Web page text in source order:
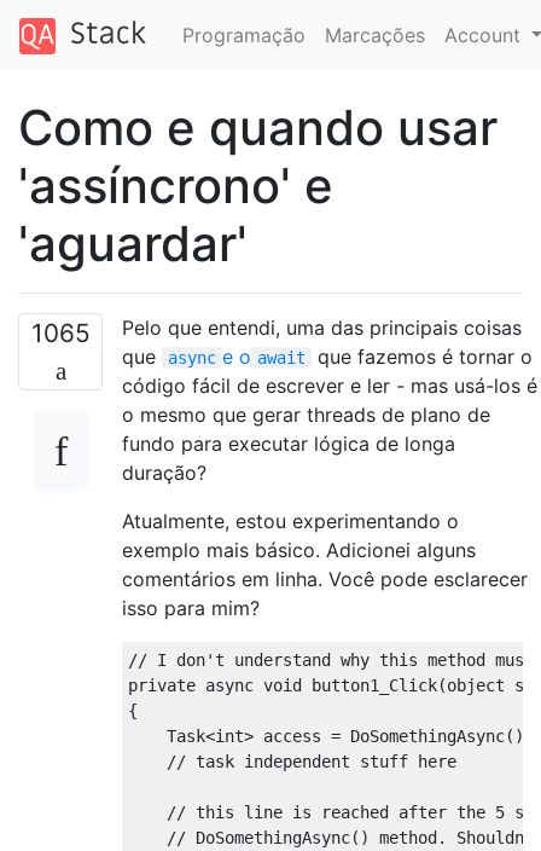
Programação Marcações Account
Como e quando usar
'assíncrono' e
'aguardar'
1065
Pelo que entendi, uma das principais coisas
que
async e o await
que fazemos é tornar o
código fácil de escrever e ler - mas usá-los é
o mesmo que gerar threads de plano de
fundo para executar lógica de longa
duração?
Atualmente, estou experimentando o
exemplo mais básico. Adicionei alguns
comentários em linha. Você pode esclarecer
isso para mim?
// I don't understand why this method must
private async void button1_Click(object
{
Task<int> access = DoSomethingAsync();
// task independent stuff here
// this line is reached after the 5
// DoSomethingAsync() method.